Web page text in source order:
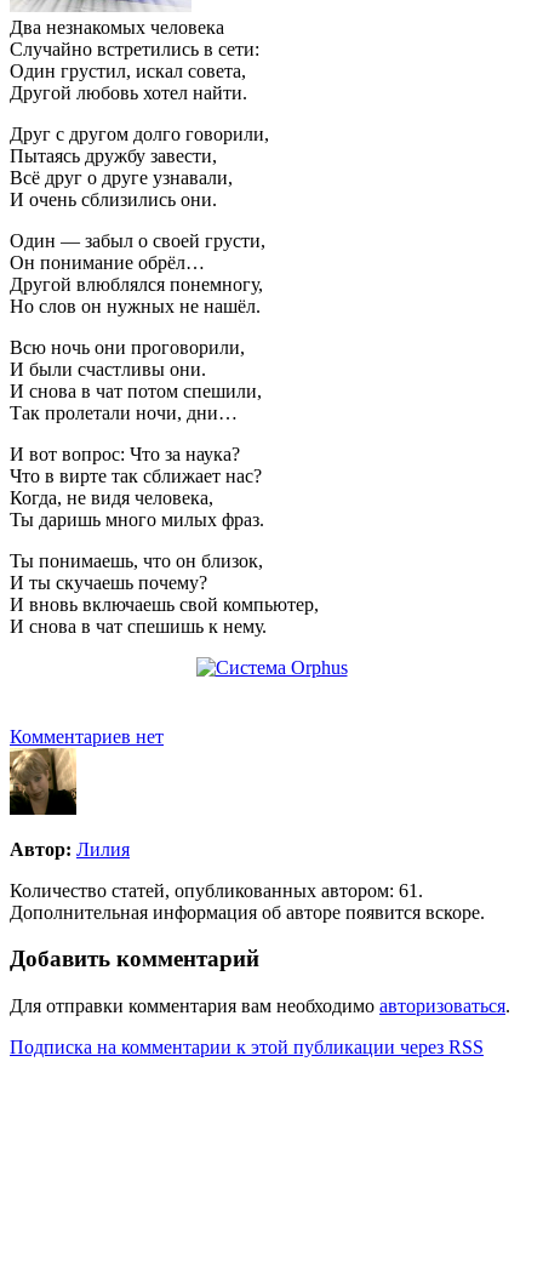
Два незнакомых человека
Случайно встретились в сети:
Один грустил, искал совета,
Другой любовь хотел найти.
Друг с другом долго говорили,
Пытаясь дружбу завести,
Всё друг о друге узнавали,
И очень сблизились они.
Один — забыл о своей грусти,
Он понимание обрёл…
Другой влюблялся понемногу,
Но слов он нужных не нашёл.
Всю ночь они проговорили,
И были счастливы они.
И снова в чат потом спешили,
Так пролетали ночи, дни…
И вот вопрос: Что за наука?
Что в вирте так сближает нас?
Когда, не видя человека,
Ты даришь много милых фраз.
Ты понимаешь, что он близок,
И ты скучаешь почему?
И вновь включаешь свой компьютер,
И снова в чат спешишь к нему.
Комментариев нет
Автор: Лилия
Количество статей, опубликованных автором: 61.
Дополнительная информация об авторе появится вскоре.
Добавить комментарий
Для отправки комментария вам необходимо авторизоваться.
Подписка на комментарии к этой публикации через RSS